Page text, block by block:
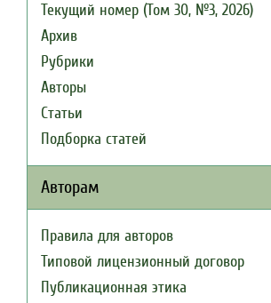
Текущий номер (Том 30, №3, 2026)
Архив
Рубрики
Авторы
Статьи
Подборка статей
Авторам
Правила для авторов
Типовой лицензионный договор
Публикационная этика